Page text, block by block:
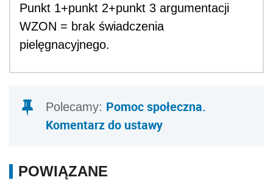
Punkt 1+punkt 2+punkt 3 argumentacji
WZON = brak świadczenia
pielęgnacyjnego.
Polecamy: Pomoc społeczna.
Komentarz do ustawy
POWIĄZANE